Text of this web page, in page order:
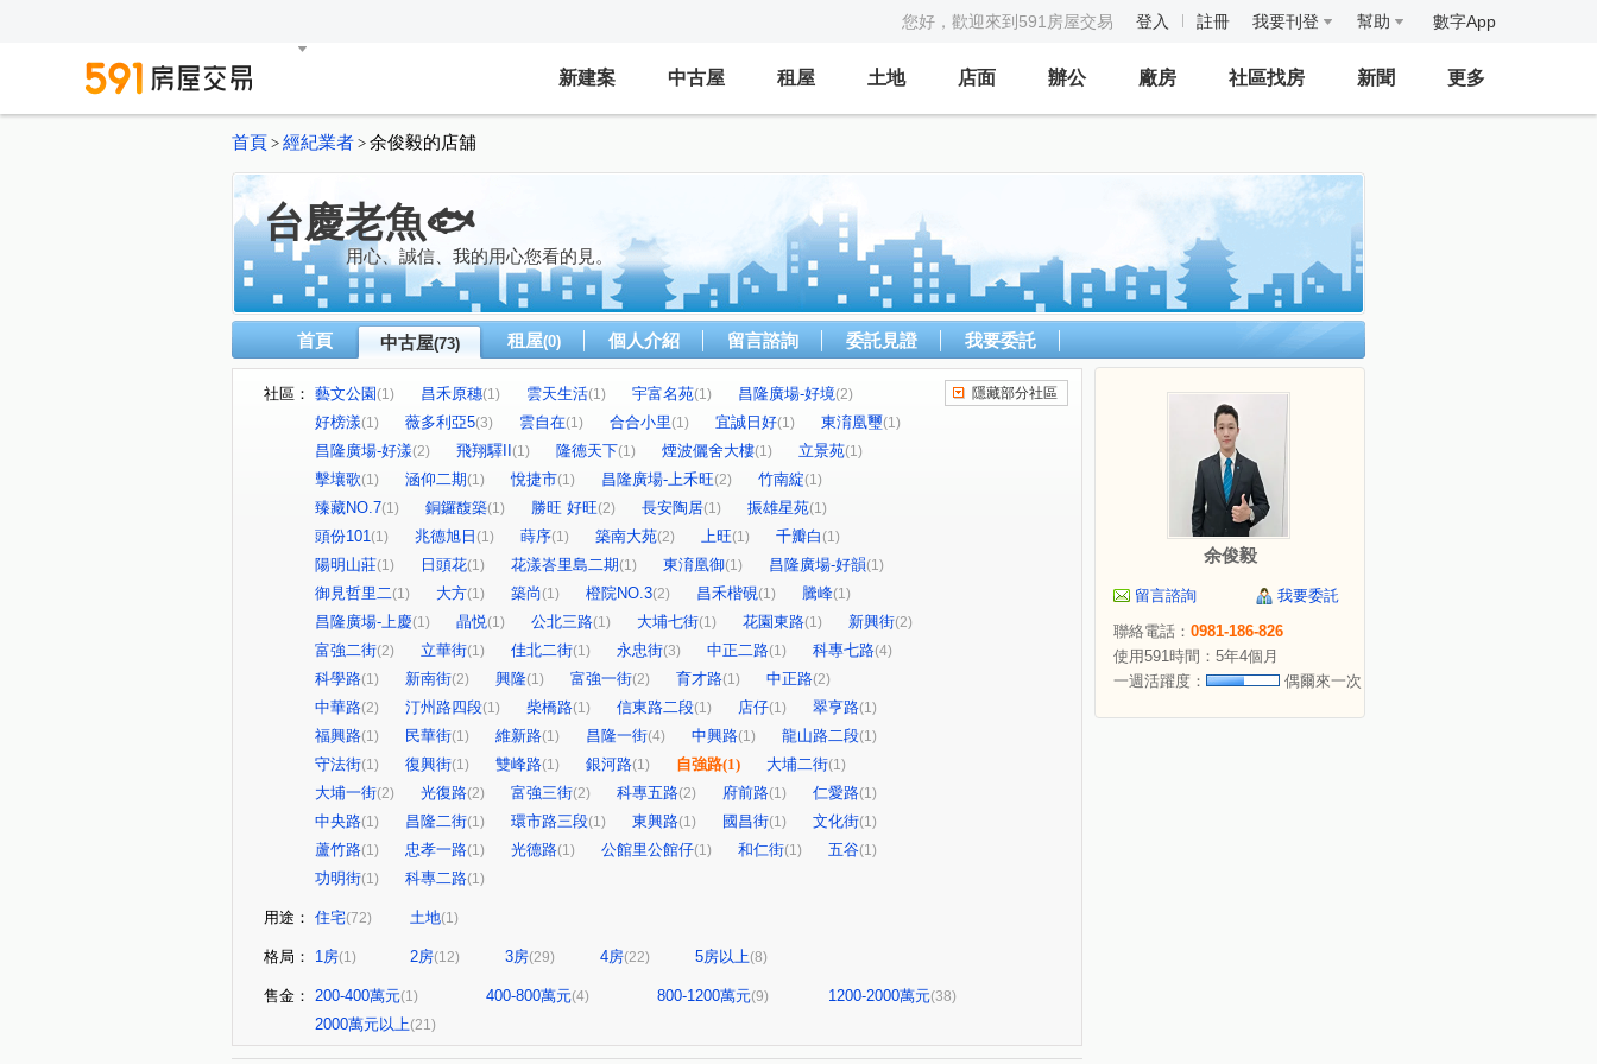
您好，歡迎來到591房屋交易 登入 註冊 我要刊登 幫助 數字App
新建案 中古屋 租屋 土地 店面 辦公 廠房 社區找房 新聞 更多
首頁 > 經紀業者 > 余俊毅的店舖
台慶老魚🐟
用心、誠信、我的用心您看的見。
首頁 中古屋(73) 租屋(0) 個人介紹 留言諮詢 委託見證 我要委託
社區： 藝文公園(1) 昌禾原穗(1) 雲天生活(1) 宇富名苑(1) 昌隆廣場-好境(2)
好榜漾(1) 薇多利亞5(3) 雲自在(1) 合合小里(1) 宜誠日好(1) 東淯凰璽(1)
昌隆廣場-好漾(2) 飛翔驛II (1) 隆德天下(1) 煙波儷舍大樓(1) 立景苑(1)
擊壤歌(1) 涵仰二期(1) 悅捷市(1) 昌隆廣場-上禾旺(2) 竹南綻(1)
臻藏NO.7(1) 銅鑼馥築(1) 勝旺 好旺(2) 長安陶居(1) 振雄星苑(1)
頭份101(1) 兆德旭日 (1) 蒔序(1) 築南大苑(2) 上旺(1) 千瓣白 (1)
陽明山莊(1) 日頭花(1) 花漾峇里島二期(1) 東淯凰御(1) 昌隆廣場-好韻(1)
御見哲里二(1) 大方(1) 築尚(1) 橙院NO.3(2) 昌禾楷硯(1) 騰峰(1)
昌隆廣場-上慶(1) 晶悦(1) 公北三路(1) 大埔七街(1) 花園東路(1) 新興街(2)
富強二街(2) 立華街(1) 佳北二街(1) 永忠街(3) 中正二路(1) 科專七路(4)
科學路(1) 新南街(2) 興隆(1) 富強一街(2) 育才路(1) 中正路(2)
中華路(2) 汀州路四段(1) 柴橋路(1) 信東路二段(1) 店仔(1) 翠亨路(1)
福興路(1) 民華街(1) 維新路(1) 昌隆一街(4) 中興路(1) 龍山路二段(1)
守法街(1) 復興街(1) 雙峰路(1) 銀河路(1) 自強路(1) 大埔二街(1)
大埔一街(2) 光復路(2) 富強三街(2) 科專五路(2) 府前路(1) 仁愛路(1)
中央路(1) 昌隆二街(1) 環市路三段(1) 東興路(1) 國昌街(1) 文化街(1)
蘆竹路(1) 忠孝一路(1) 光德路(1) 公館里公館仔(1) 和仁街(1) 五谷(1)
功明街(1) 科專二路(1)
隱藏部分社區
用途： 住宅(72) 土地(1)
格局： 1房(1) 2房(12) 3房(29) 4房(22) 5房以上(8)
售金： 200-400萬元(1) 400-800萬元(4) 800-1200萬元(9) 1200-2000萬元(38)
2000萬元以上(21)
余俊毅
留言諮詢
我要委託
聯絡電話： 0981-186-826
使用591時間：5年4個月
一週活躍度：
偶爾來一次